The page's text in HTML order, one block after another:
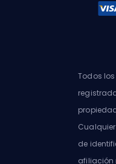
Todos
de
afiliación